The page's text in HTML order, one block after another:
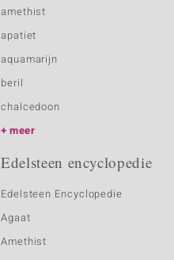
amethist
apatiet
aquamarijn
beril
chalcedoon
meer
Edelsteen encyclopedie
Edelsteen Encyclopedie
Agaat
Amethist